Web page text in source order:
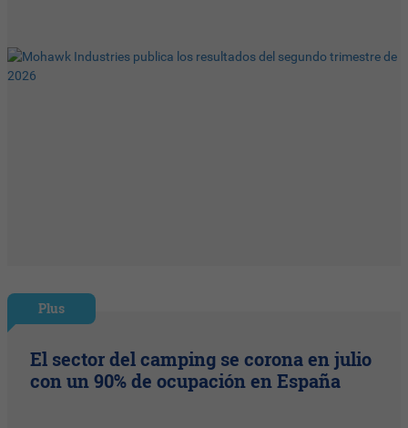
Plus
El sector del camping se corona en julio
con un 90% de ocupación en España